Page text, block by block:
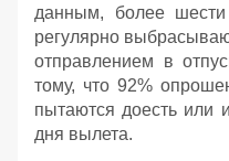
данным, более шести
регулярно
отправлением в
тому, что 92%
пытаются доесть или
дня вылета.